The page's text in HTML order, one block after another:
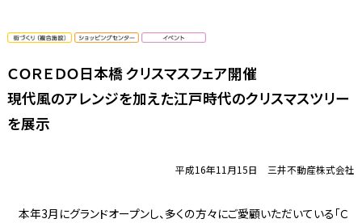
ＣＯＲＥＤＯ日本橋 クリスマスフェア開催
現代風のアレンジを加えた江戸時代のクリスマスツリー
を展示
平成16年11月15日 三井不動産株式会社
本年3月にグランドオープンし、多くの方々にご愛顧いただいている「Ｃ